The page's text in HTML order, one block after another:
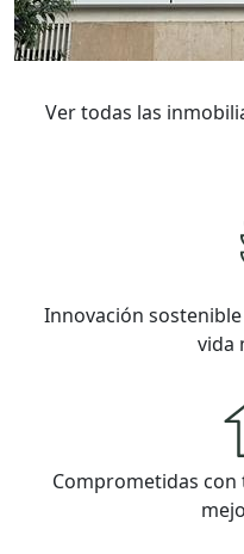
Ver todas las
Innovación
vida
Comprometidas con